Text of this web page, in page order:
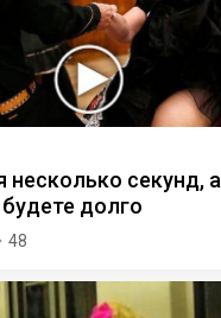
несколько секунд, а
долго
48